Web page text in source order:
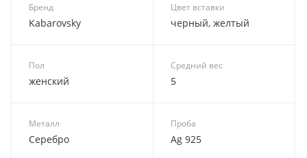
Бренд
Kabarovsky
Цвет вставки
черный, желтый
Пол
женский
Средний вес
5
Металл
Серебро
Проба
Ag 925